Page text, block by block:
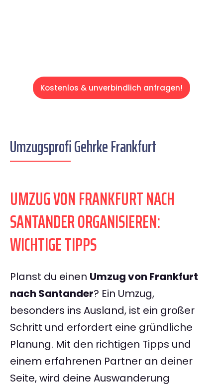
Kostenlos & unverbindlich anfragen!
Umzugsprofi Gehrke Frankfurt
UMZUG VON FRANKFURT NACH
SANTANDER ORGANISIEREN:
WICHTIGE TIPPS
Planst du einen Umzug von Frankfurt
nach Santander? Ein Umzug,
besonders ins Ausland, ist ein großer
Schritt und erfordert eine gründliche
Planung. Mit den richtigen Tipps und
einem erfahrenen Partner an deiner
Seite, wird deine Auswanderung